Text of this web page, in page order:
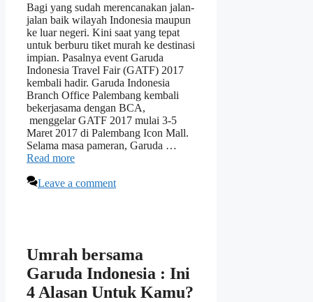
Bagi yang sudah merencanakan jalan-
jalan baik wilayah Indonesia maupun
ke luar negeri. Kini saat yang tepat
untuk berburu tiket murah ke destinasi
impian. Pasalnya event Garuda
Indonesia Travel Fair (GATF) 2017
kembali hadir. Garuda Indonesia
Branch Office Palembang kembali
bekerjasama dengan BCA,
menggelar GATF 2017 mulai 3-5
Maret 2017 di Palembang Icon Mall.
Selama masa pameran, Garuda …
Read more
Leave a comment
Umrah bersama
Garuda Indonesia : Ini
4 Alasan Untuk Kamu?